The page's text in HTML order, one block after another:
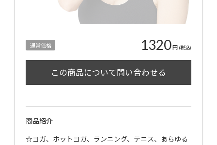
通常価格 1320円 (税込)
商品紹介
☆ヨガ、ホットヨガ、ランニング、テニス、あらゆる